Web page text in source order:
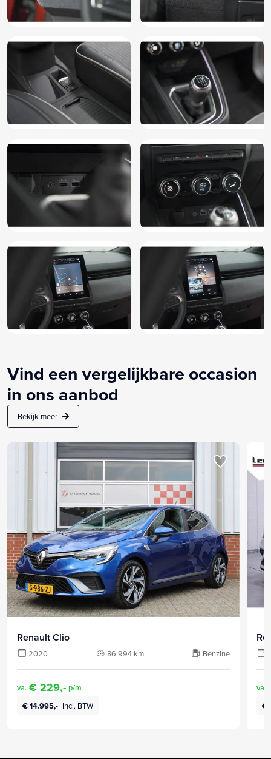
Vind een vergelijkbare occasion
in ons aanbod
Bekijk meer
Renault Clio
2020 86.994 km Benzine
va. € 229,- p/m
€ 14.995,- Incl. BTW
va.
€